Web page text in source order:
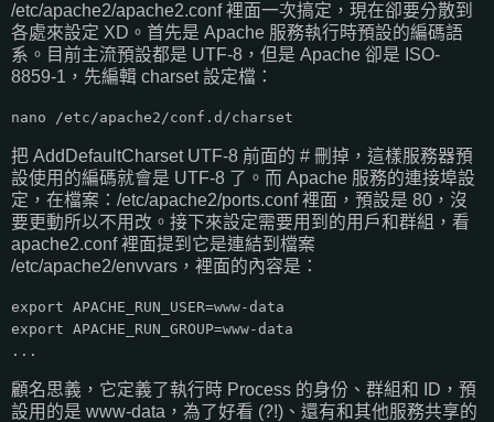
/etc/apache2/apache2.conf 裡面一次搞定，現在卻要分散到
各處來設定 XD。首先是 Apache 服務執行時預設的編碼語
系。目前主流預設都是 UTF-8，但是 Apache 卻是 ISO-
8859-1，先編輯 charset 設定檔：
nano /etc/apache2/conf.d/charset
把 AddDefaultCharset UTF-8 前面的 # 刪掉，這樣服務器預
設使用的編碼就會是 UTF-8 了。而 Apache 服務的連接埠設
定，在檔案：/etc/apache2/ports.conf 裡面，預設是 80，沒
要更動所以不用改。接下來設定需要用到的用戶和群組，看
apache2.conf 裡面提到它是連結到檔案
/etc/apache2/envvars，裡面的內容是：
export APACHE_RUN_USER=www-data
export APACHE_RUN_GROUP=www-data
...
顧名思義，它定義了執行時 Process 的身份、群組和 ID，預
設用的是 www-data，為了好看 (?!)、還有和其他服務共享的